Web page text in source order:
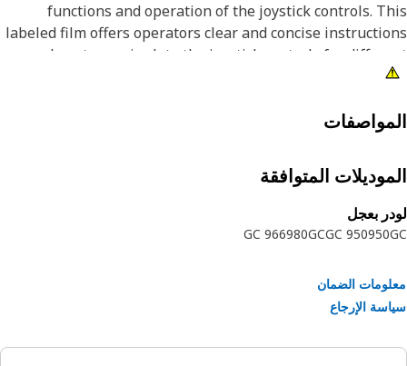
functions and operation of the joystick controls.
labeled film offers operators clear and concise
on how to manipulate the joystick controls for
equipment functions. It aids operators in
safety during
A Joystick Controls Identification Film is affixed to a
location near the joystick controls within the
المتوافقة
بعجل
950 GC
980GC
966 GC
الضمان
الإرجاع